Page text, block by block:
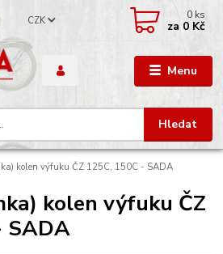
Menu
CZK
Hledat
0 ks
za 0 Kč
kolen výfuku ČZ 125C, 150C - SADA
kolen výfuku ČZ
SADA